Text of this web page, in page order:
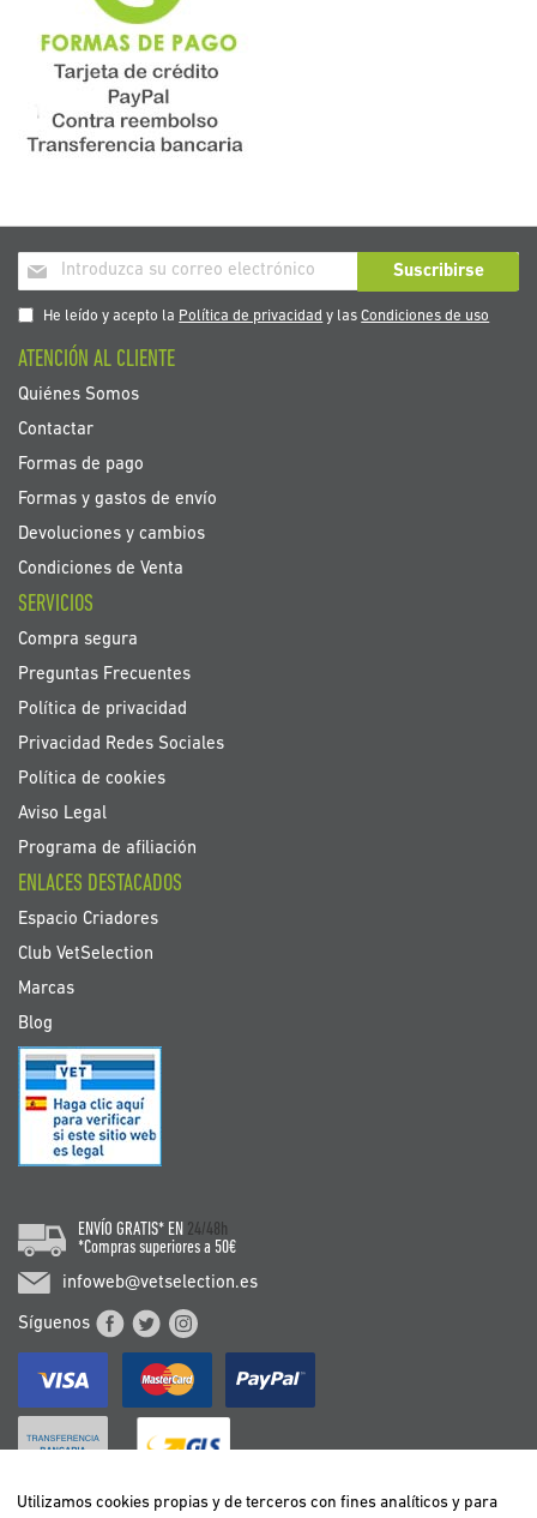
Inscríbase
a
nuestro
de
noticias:
Suscribirse
He leído y acepto la Política de privacidad y lasCondiciones de uso
ATENCIÓN AL CLIENTE
Quiénes Somos
Contactar
Formas de pago
Formas y gastos de envío
Devoluciones y cambios
Condiciones de Venta
SERVICIOS
Compra segura
Preguntas Frecuentes
Política de privacidad
Privacidad Redes Sociales
Política de cookies
Aviso Legal
Programa de afiliación
ENLACES DESTACADOS
Espacio Criadores
Club VetSelection
Marcas
Blog
ENVÍO GRATIS* EN 24/48h
*Compras superiores a 50€
infoweb@vetselection.es
Síguenos
Utilizamos cookies propias y de terceros con fines analíticos y para